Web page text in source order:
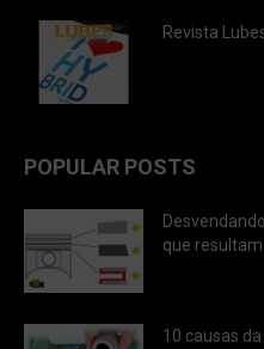
Revista
POPULAR POSTS
que
10 causas